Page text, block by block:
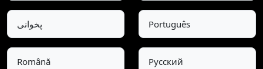
پخوانی Português
Română Pусский